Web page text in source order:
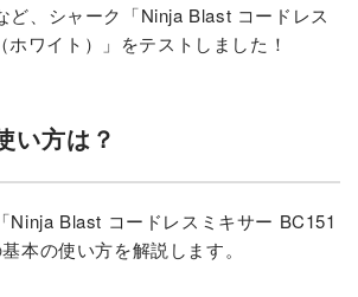
ど、シャーク「Ninja Blast コードレス
ホワイト）」をテストしました！
い方は？
Ninja Blast コードレスミキサー BC151
本の使い方を解説します。